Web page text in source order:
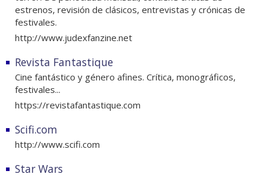
estrenos, revisión de clásicos, entrevistas y crónicas de
festivales.
http://www.judexfanzine.net
Revista Fantastique
Cine fantástico y género afines. Crítica, monográficos,
festivales...
https://revistafantastique.com
Scifi.com
http://www.scifi.com
Star Wars